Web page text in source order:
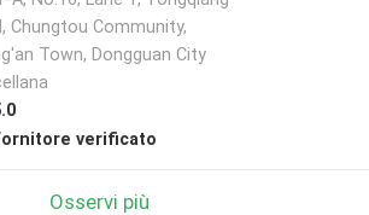
Chungtou Community,
Town, Dongguan City
verificato
Osservi più